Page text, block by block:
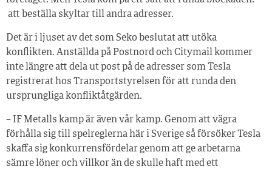
att beställa skyltar till andra adresser.
Det är i ljuset av det som Seko beslutat att utöka
konflikten. Anställda på Postnord och Citymail kommer
inte längre att dela ut post på de adresser som Tesla
registrerat hos Transportstyrelsen för att runda den
ursprungliga konfliktåtgärden.
– IF Metalls kamp är även vår kamp. Genom att vägra
förhålla sig till spelreglerna här i Sverige så försöker Tesla
skaffa sig konkurrensfördelar genom att ge arbetarna
sämre löner och villkor än de skulle haft med ett